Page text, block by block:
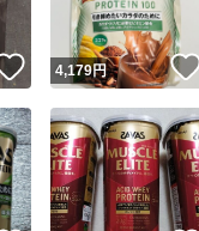
いいね！
4,179円